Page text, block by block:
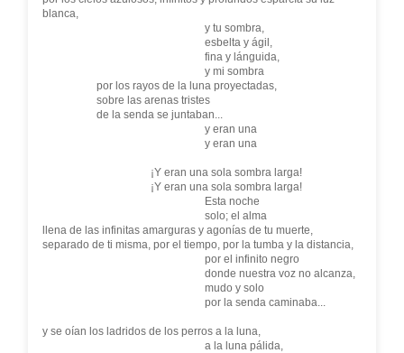
blanca,
y tu sombra,
esbelta y ágil,
fina y lánguida,
y mi sombra
por los rayos de la luna proyectadas,
sobre las arenas tristes
de la senda se juntaban...
y eran una
y eran una
¡Y eran una sola sombra larga!
¡Y eran una sola sombra larga!
Esta noche
solo; el alma
llena de las infinitas amarguras y agonías de tu muerte,
separado de ti misma, por el tiempo, por la tumba y la distancia,
por el infinito negro
donde nuestra voz no alcanza,
mudo y solo
por la senda caminaba...
y se oían los ladridos de los perros a la luna,
a la luna pálida,